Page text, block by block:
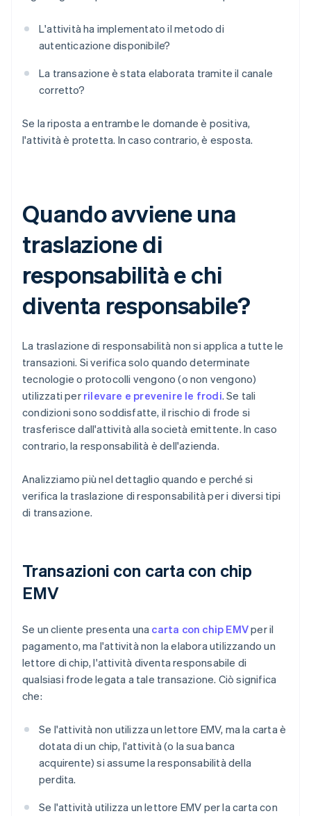
L'attività ha implementato il metodo di
autenticazione disponibile?
La transazione è stata elaborata tramite il canale
corretto?
Se la riposta a entrambe le domande è positiva,
l'attività è protetta. In caso contrario, è esposta.
Quando avviene una
traslazione di
responsabilità e chi
diventa responsabile?
La traslazione di responsabilità non si applica a tutte le
transazioni. Si verifica solo quando determinate
tecnologie o protocolli vengono (o non vengono)
utilizzati per rilevare e prevenire le frodi. Se tali
condizioni sono soddisfatte, il rischio di frode si
trasferisce dall'attività alla società emittente. In caso
contrario, la responsabilità è dell'azienda.
Analizziamo più nel dettaglio quando e perché si
verifica la traslazione di responsabilità per i diversi tipi
di transazione.
Transazioni con carta con chip
EMV
Se un cliente presenta una carta con chip EMVper il
pagamento, ma l'attività non la elabora utilizzando un
lettore di chip, l'attività diventa responsabile di
qualsiasi frode legata a tale transazione. Ciò significa
che:
Se l'attività non utilizza un lettore EMV, ma la carta è
dotata di un chip, l'attività (o la sua banca
acquirente) si assume la responsabilità della
perdita.
Se l'attività utilizza un lettore EMV per la carta con